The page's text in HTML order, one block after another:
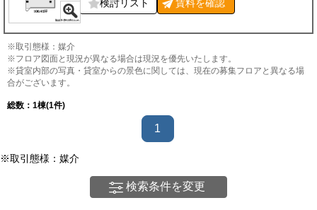
検討リスト 賃料を確認
※取引態様：媒介
※フロア図面と現況が異なる場合は現況を優先いたします。
※貸室内部の写真・貸室からの景色に関しては、現在の募集フロアと異なる場
合がございます。
総数： 1棟(1件)
1
※取引態様：媒介
検索条件を変更